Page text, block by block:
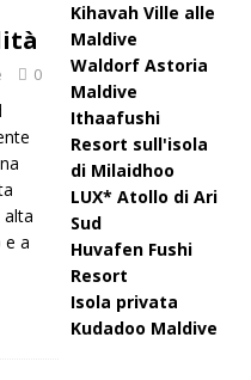
0
e a
Kihavah Ville alle
Maldive
Waldorf Astoria
Maldive
Ithaafushi
Resort sull'isola
di Milaidhoo
LUX* Atollo di Ari
Sud
Huvafen Fushi
Resort
Isola privata
Kudadoo Maldive